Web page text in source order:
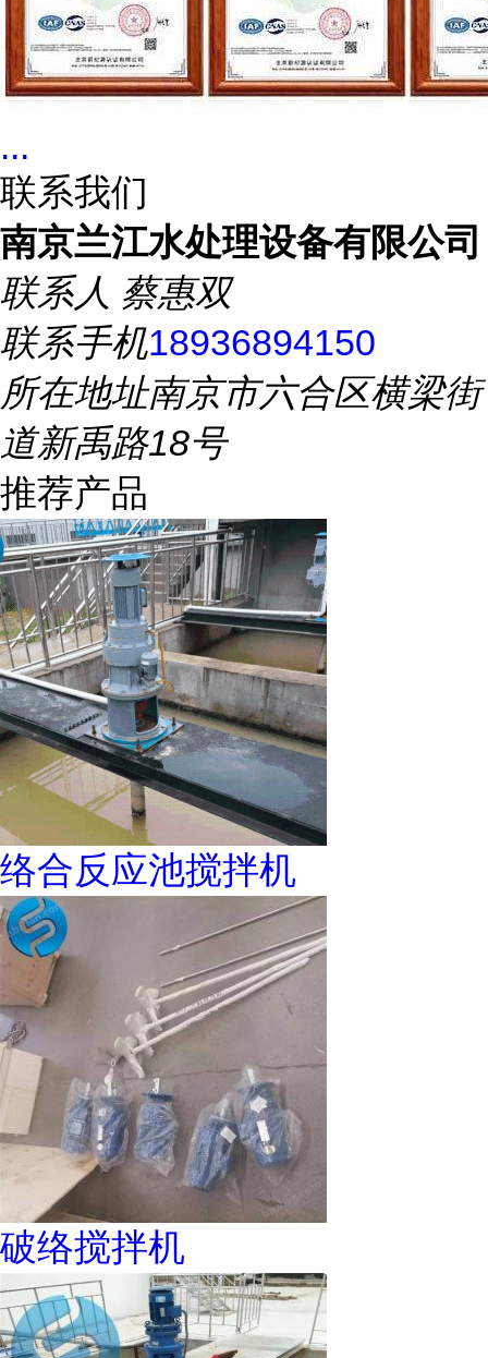
...
联系我们
南京兰江水处理设备有限公司
联系人 蔡惠双
联系手机18936894150
所在地址南京市六合区横梁街
道新禹路18号
推荐产品
络合反应池搅拌机
破络搅拌机